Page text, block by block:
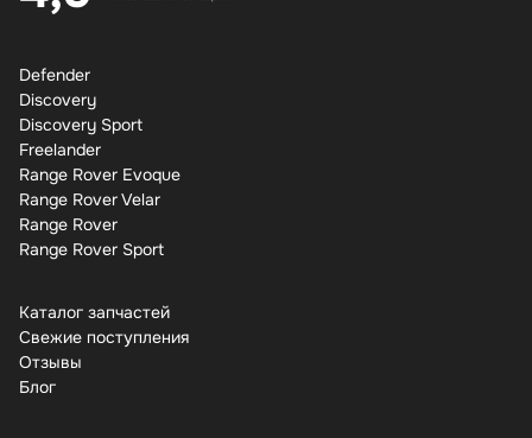
Defender
Discovery
Discovery Sport
Freelander
Range Rover Evoque
Range Rover Velar
Range Rover
Range Rover Sport
Каталог запчастей
Свежие поступления
Отзывы
Бло